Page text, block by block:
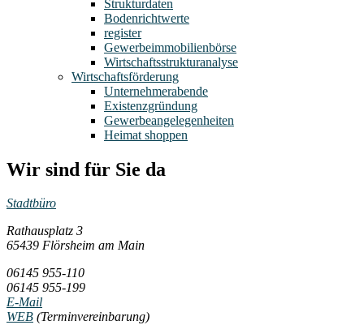
Strukturdaten
Bodenrichtwerte
register
Gewerbeimmobilienbörse
Wirtschaftsstrukturanalyse
Wirtschaftsförderung
Unternehmerabende
Existenzgründung
Gewerbeangelegenheiten
Heimat shoppen
Wir sind für Sie da
Stadtbüro
Rathausplatz 3
65439 Flörsheim am Main
06145 955-110
06145 955-199
E-Mail
WEB (Terminvereinbarung)